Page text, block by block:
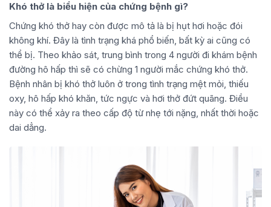
Khó thở là biểu hiện của chứng bệnh gì?
Chứng khó thở hay còn được mô tả là bị hụt hơi hoặc đói
không khí. Đây là tình trạng khá phổ biến, bất kỳ ai cũng có
thể bị. Theo khảo sát, trung bình trong 4 người đi khám bệnh
đường hô hấp thì sẽ có chừng 1 người mắc chứng khó thở.
Bệnh nhân bị khó thở luôn ở trong tình trạng mệt mỏi, thiếu
oxy, hô hấp khó khăn, tức ngực và hơi thở đứt quãng. Điều
này có thể xảy ra theo cấp độ từ nhẹ tới nặng, nhất thời hoặc
dai dẳng.